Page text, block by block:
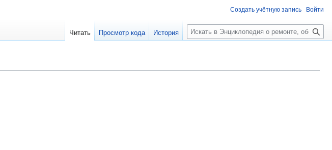
Создать учётную запись Войти
Читать Просмотр кода История
П
о
к